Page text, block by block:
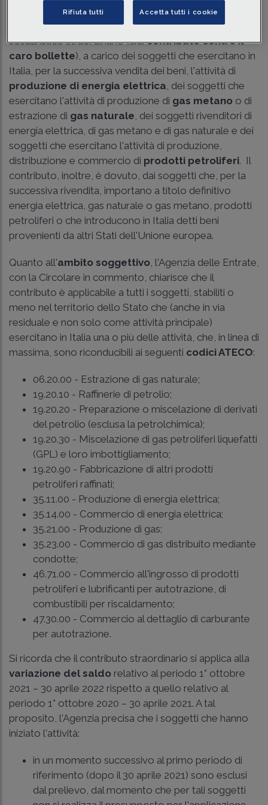
L'articolo 37 deldecreto Ucraina( DL 21/2022
istituito, per il 2022, un contributo a titolo di prelievo
solidaristico straordinario (c.d.contributo contro il
caro bollette), a carico dei soggetti che esercitano in
Italia, per la successiva vendita dei beni, l'attività di
produzione di energia elettrica , dei soggetti che
esercitano l'attività di produzione di gas metano o di
estrazione di gas naturale , dei soggetti rivenditori di
energia elettrica, di gas metano e di gas naturale e dei
soggetti che esercitano l'attività di produzione,
distribuzione e commercio di prodotti petroliferi. Il
contributo, inoltre, è dovuto, dai soggetti che, per la
successiva rivendita, importano a titolo definitivo
energia elettrica, gas naturale o gas metano, prodotti
petroliferi o che introducono in Italia detti beni
provenienti da altri Stati dell'Unione europea.
Quanto all'ambito soggettivo , l'Agenzia delle Entrate,
con la Circolare in commento, chiarisce che il
contributo è applicabile a tutti i soggetti, stabiliti o
meno nel territorio dello Stato che (anche in via
residuale e non solo come attività principale)
esercitano in Italia una o più delle attività, che, in linea di
massima, sono riconducibili ai seguenti codici ATECO:
06.20.00 - Estrazione di gas naturale;
19.20.10 - Raffinerie di petrolio;
19.20.20 - Preparazione o miscelazione di derivati
del petrolio (esclusa la petrolchimica);
19.20.30 - Miscelazione di gas petroliferi liquefatti
(GPL) e loro imbottigliamento;
19.20.90 - Fabbricazione di altri prodotti
petroliferi raffinati;
35.11.00 - Produzione di energia elettrica;
35.14.00 - Commercio di energia elettrica;
35.21.00 - Produzione di gas;
35.23.00 - Commercio di gas distribuito mediante
condotte;
46.71.00 - Commercio all'ingrosso di prodotti
petroliferi e lubrificanti per autotrazione, di
combustibili per riscaldamento;
47.30.00 - Commercio al dettaglio di carburante
per autotrazione.
Si ricorda che il contributo straordinario si applica alla
variazione del saldo relativo al periodo 1° ottobre
2021 – 30 aprile 2022 rispetto a quello relativo al
periodo 1° ottobre 2020 – 30 aprile 2021. A tal
proposito, l'Agenzia precisa che i soggetti che hanno
iniziato l'attività:
in un momento successivo al primo periodo di
riferimento (dopo il 30 aprile 2021) sono esclusi
dal prelievo, dal momento che per tali soggetti
Rifiuta tutti Accetta tutti i cookie